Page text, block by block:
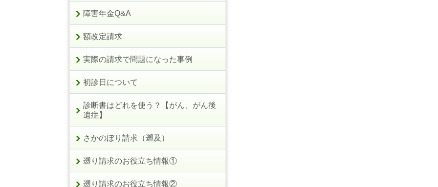
障害年金Q&A
額改定請求
実際の請求で問題になった事例
初診日について
診断書はどれを使う？【がん、がん後
遺症】
さかのぼり請求（遡及）
遡り請求のお役立ち情報①
遡り請求のお役立ち情報②